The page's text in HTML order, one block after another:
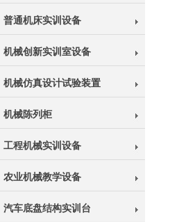
普通机床实训设备
机械创新实训室设备
机械仿真设计试验装置
机械陈列柜
工程机械实训设备
农业机械教学设备
汽车底盘结构实训台